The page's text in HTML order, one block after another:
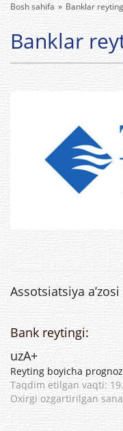
Bosh sahifa Banklar
Banklar
Assotsiatsiya a’zosi
Bank reytingi:
uzA+
Reyting boyicha
Taqdim etilgan vaqti:
Oxirgi ozgartirilgan